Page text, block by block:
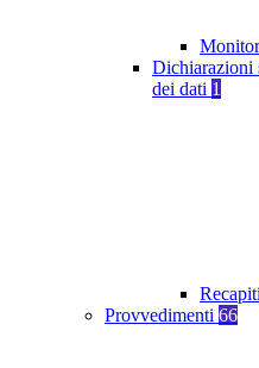
Dichiarazioni
dei dati 1
Provvedimenti 66